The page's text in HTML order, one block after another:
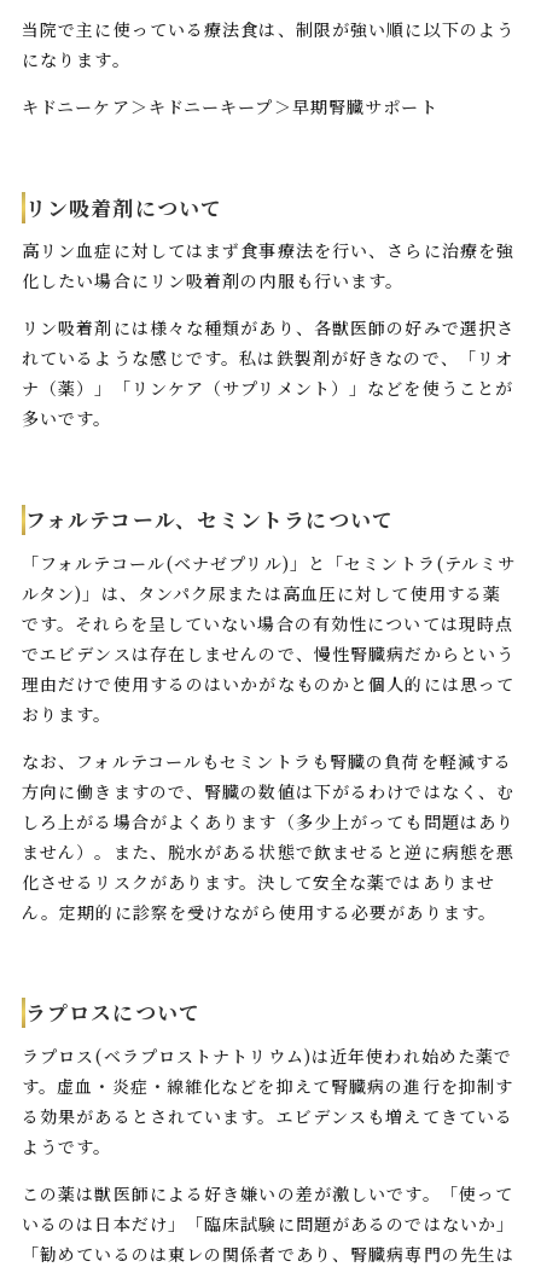
当院で主に使っている療法食は、制限が強い順に以下のよう
になります。
キドニーケア＞キドニーキープ＞早期腎臓サポート
リン吸着剤について
高リン血症に対してはまず食事療法を行い、さらに治療を強
化したい場合にリン吸着剤の内服も行います。
リン吸着剤には様々な種類があり、各獣医師の好みで選択さ
れているような感じです。私は鉄製剤が好きなので、「リオ
ナ（薬）」「リンケア（サプリメント）」などを使うことが
多いです。
フォルテコール、セミントラについて
「フォルテコール(ベナゼプリル)」と「セミントラ(テルミサ
ルタン)」は、タンパク尿または高血圧に対して使用する薬
です。それらを呈していない場合の有効性については現時点
でエビデンスは存在しませんので、慢性腎臓病だからという
理由だけで使用するのはいかがなものかと個人的には思って
おります。
なお、フォルテコールもセミントラも腎臓の負荷を軽減する
方向に働きますので、腎臓の数値は下がるわけではなく、む
しろ上がる場合がよくあります（多少上がっても問題はあり
ません）。また、脱水がある状態で飲ませると逆に病態を悪
化させるリスクがあります。決して安全な薬ではありませ
ん。定期的に診察を受けながら使用する必要があります。
ラプロスについて
ラプロス(ベラプロストナトリウム)は近年使われ始めた薬で
す。虚血・炎症・線維化などを抑えて腎臓病の進行を抑制す
る効果があるとされています。エビデンスも増えてきている
ようです。
この薬は獣医師による好き嫌いの差が激しいです。「使って
いるのは日本だけ」「臨床試験に問題があるのではないか」
「勧めているのは東レの関係者であり、腎臓病専門の先生は